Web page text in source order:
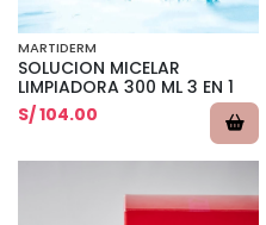
MARTIDERM
SOLUCION MICELAR
LIMPIADORA 300 ML 3 EN 1
S/ 104.00